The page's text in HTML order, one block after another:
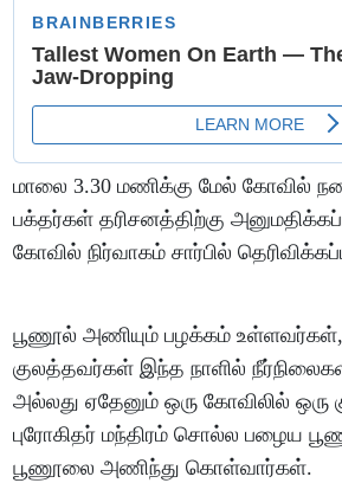
மாலை 3.30 மணிக்கு மேல் கோவில்
பக்தர்கள் தரிசனத்திற்கு
கோவில் நிர்வாகம் சார்பில்
பூணூல் அணியும் பழக்கம் உள்ளவர்கள்,
குலத்தவர்கள் இந்த நாளில்
அல்லது ஏதேனும் ஒரு கோவிலில் ஒரு
புரோகிதர் மந்திரம் சொல்ல பழைய
பூணூலை அணிந்து கொள்வார்கள்.